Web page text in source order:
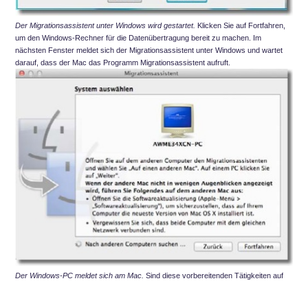
Der Migrationsassistent unter Windows wird gestartet. Klicken Sie auf Fortfahren,
um den Windows-Rechner für die Datenübertragung bereit zu machen. Im
nächsten Fenster meldet sich der Migrationsassistent unter Windows und wartet
darauf, dass der Mac das Programm Migrationsassistent aufruft.
Der Windows-PC meldet sich am Mac. Sind diese vorbereitenden Tätigkeiten auf